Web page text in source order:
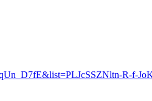
R-f-